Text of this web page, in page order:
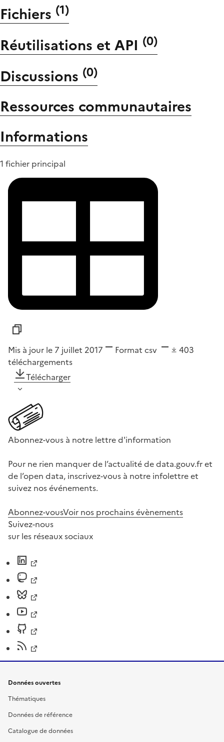
Fichiers (1)
Réutilisations et API (0)
Discussions (0)
Ressources communautaires
Informations
1 fichier principal
Mis à jour le 7 juillet 2017 Format csv
403
téléchargements
Télécharger
Abonnez-vous à notre lettre d'information
Pour ne rien manquer de l’actualité de data.gouv.fr et
de l’open data, inscrivez-vous à notre infolettre et
suivez nos événements.
Abonnez-vousVoir nos prochains évènements
Suivez-nous
sur les réseaux sociaux
Données ouvertes
Thématiques
Données de référence
Catalogue de données